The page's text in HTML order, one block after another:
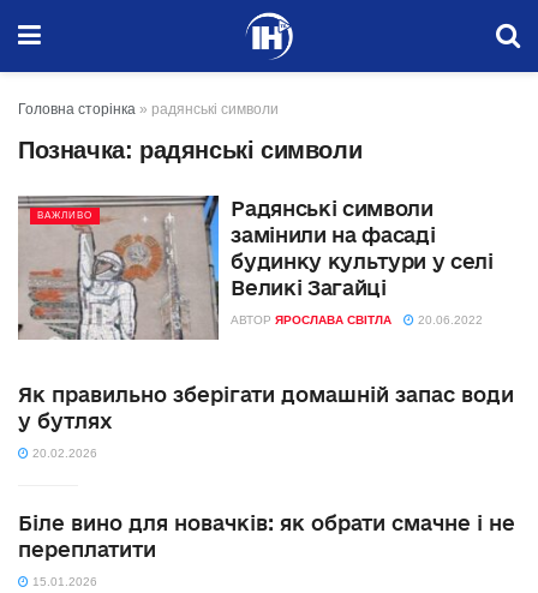
Головна сторінка » радянські символи
Позначка: радянські символи
ВАЖЛИВО
Радянські символи
замінили на фасаді
будинку культури у селі
Великі Загайці
АВТОР ЯРОСЛАВА СВІТЛА 20.06.2022
Як правильно зберігати домашній запас води
у бутлях
20.02.2026
Біле вино для новачків: як обрати смачне і не
переплатити
15.01.2026